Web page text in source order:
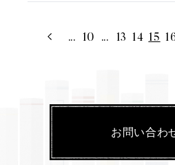
... 10 ... 13 14 15
お問い合わ